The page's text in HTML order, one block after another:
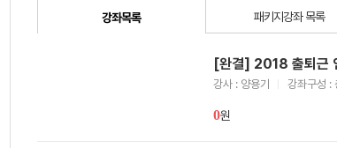
강좌목록 패키지강좌 목록
[완결] 2018 출퇴근
강사 : 양용기 강좌구성
0원